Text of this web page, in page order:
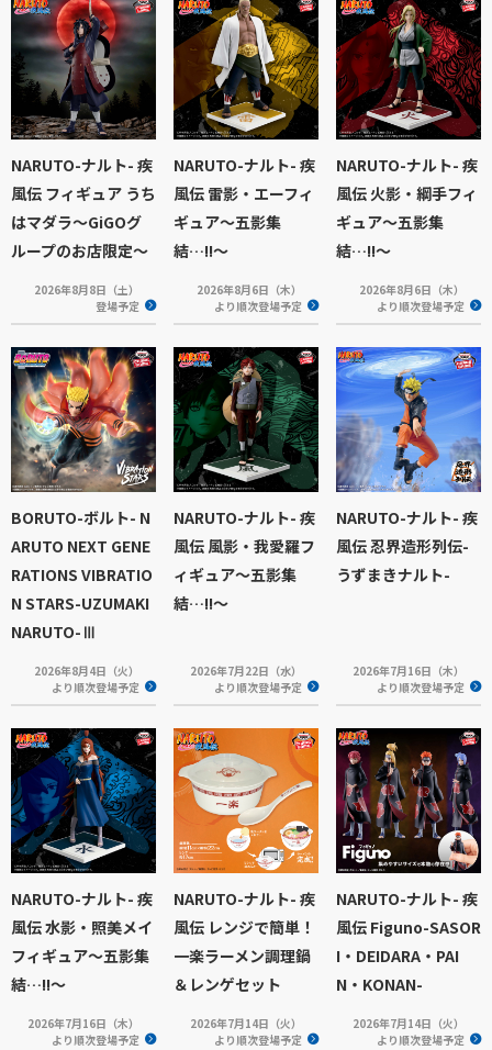
NARUTO-ナルト- 疾
風伝 フィギュア うち
はマダラ～GiGOグ
ループのお店限定～
2026年8月8日（土）
登場予定
NARUTO-ナルト- 疾
風伝 雷影・エーフィ
ギュア～五影集
結…!!～
2026年8月6日（木）
より順次登場予定
NARUTO-ナルト- 疾
風伝 火影・綱手フィ
ギュア～五影集
結…!!～
2026年8月6日（木）
より順次登場予定
BORUTO-ボルト- N
ARUTO NEXT GENE
RATIONS VIBRATIO
N STARS-UZUMAKI
NARUTO-Ⅲ
2026年8月4日（火）
より順次登場予定
NARUTO-ナルト- 疾
風伝 風影・我愛羅フ
ィギュア～五影集
結…!!～
2026年7月22日（水）
より順次登場予定
NARUTO-ナルト- 疾
風伝 忍界造形列伝-
うずまきナルト-
2026年7月16日（木）
より順次登場予定
NARUTO-ナルト- 疾
風伝 水影・照美メイ
フィギュア～五影集
結…!!～
2026年7月16日（木）
より順次登場予定
NARUTO-ナルト- 疾
風伝 レンジで簡単！
一楽ラーメン調理鍋
＆レンゲセット
2026年7月14日（火）
より順次登場予定
NARUTO-ナルト- 疾
風伝 Figuno-SASOR
I・DEIDARA・PAI
N・KONAN-
2026年7月14日（火）
より順次登場予定